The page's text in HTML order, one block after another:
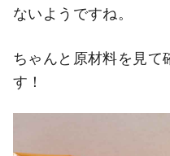
ないようですね。
ちゃんと原材料を見て
す！